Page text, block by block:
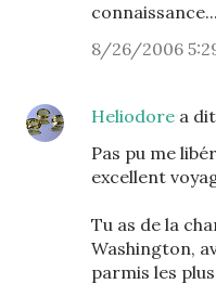
connaissance...
8/26/2006
Heliodore a
Pas pu me
excellent
Tu as de la
Washington,
parmis les